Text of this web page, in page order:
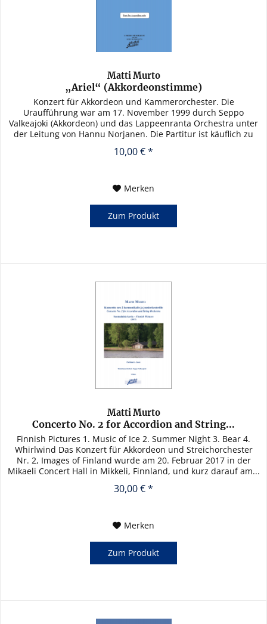
Matti Murto
„Ariel“ (Akkordeonstimme)
Konzert für Akkordeon und Kammerorchester. Die
Uraufführung war am 17. November 1999 durch Seppo
Valkeajoki (Akkordeon) und das Lappeenranta Orchestra unter
der Leitung von Hannu Norjanen. Die Partitur ist käuflich zu
10,00 € *
Merken
Zum Produkt
Matti Murto
Concerto No. 2 for Accordion and String...
Finnish Pictures 1. Music of Ice 2. Summer Night 3. Bear 4.
Whirlwind Das Konzert für Akkordeon und Streichorchester
Nr. 2, Images of Finland wurde am 20. Februar 2017 in der
Mikaeli Concert Hall in Mikkeli, Finnland, und kurz darauf am...
30,00 € *
Merken
Zum Produkt